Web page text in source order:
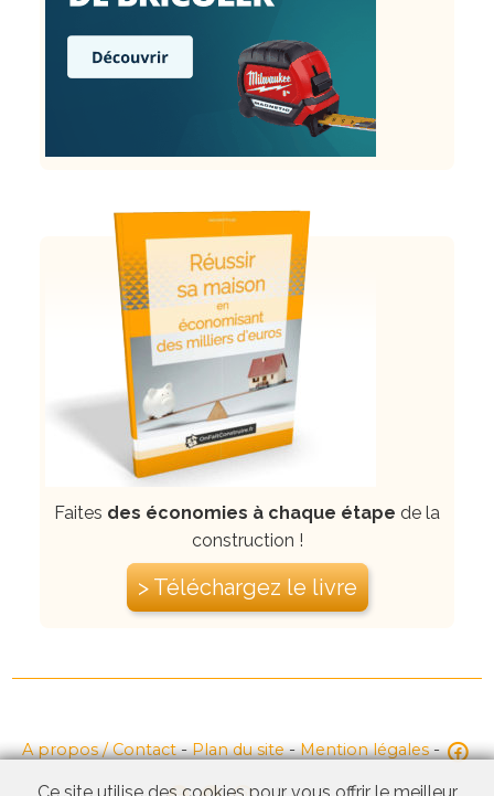
Faites des économies à chaque étape de la
construction !
> Téléchargez le livre
A propos / Contact-Plan du site-Mention légales-